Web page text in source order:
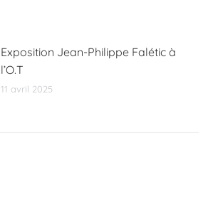
Exposition Jean-Philippe Falétic à
l’O.T
11 avril 2025